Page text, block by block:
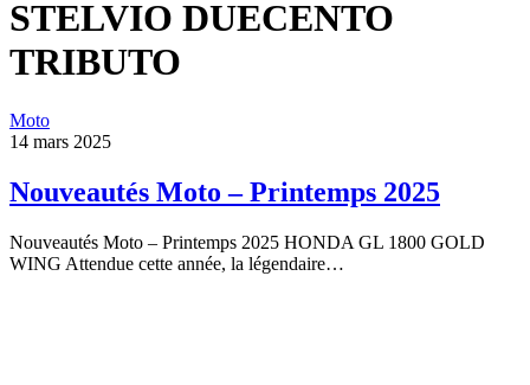
STELVIO DUECENTO
TRIBUTO
Moto
14 mars 2025
Nouveautés Moto – Printemps 2025
Nouveautés Moto – Printemps 2025 HONDA GL 1800 GOLD
WING Attendue cette année, la légendaire…